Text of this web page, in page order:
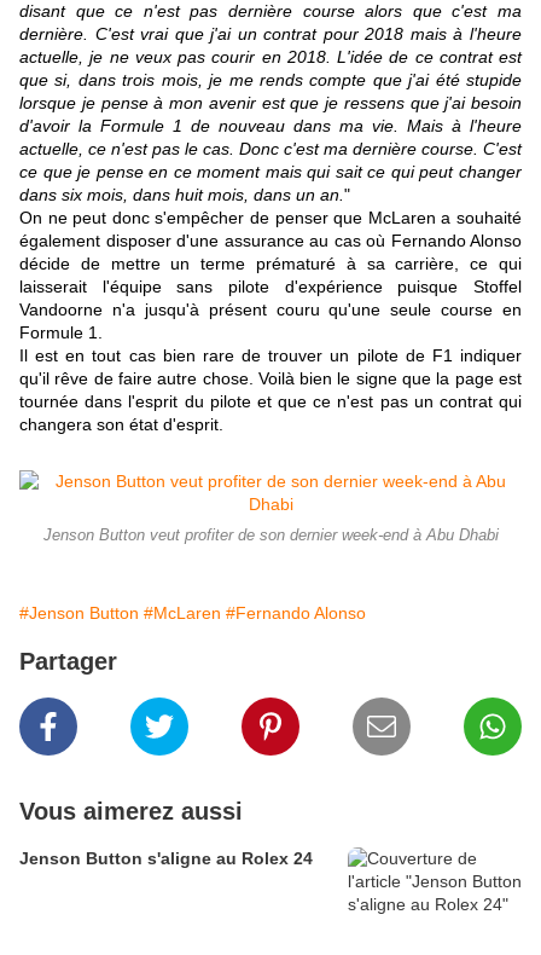
disant que ce n'est pas dernière course alors que c'est ma
dernière. C'est vrai que j'ai un contrat pour 2018 mais à l'heure
actuelle, je ne veux pas courir en 2018. L'idée de ce contrat est
que si, dans trois mois, je me rends compte que j'ai été stupide
lorsque je pense à mon avenir est que je ressens que j'ai besoin
d'avoir la Formule 1 de nouveau dans ma vie. Mais à l'heure
actuelle, ce n'est pas le cas. Donc c'est ma dernière course. C'est
ce que je pense en ce moment mais qui sait ce qui peut changer
dans six mois, dans huit mois, dans un an. "
On ne peut donc s'empêcher de penser que McLaren a souhaité
également disposer d'une assurance au cas où Fernando Alonso
décide de mettre un terme prématuré à sa carrière, ce qui
laisserait l'équipe sans pilote d'expérience puisque Stoffel
Vandoorne n'a jusqu'à présent couru qu'une seule course en
Formule 1.
Il est en tout cas bien rare de trouver un pilote de F1 indiquer
qu'il rêve de faire autre chose. Voilà bien le signe que la page est
tournée dans l'esprit du pilote et que ce n'est pas un contrat qui
changera son état d'esprit.
Jenson Button veut profiter de son dernier week-end à Abu Dhabi
#Jenson Button #McLaren #Fernando Alonso
Partager
Vous aimerez aussi
Jenson Button s'aligne au Rolex 24